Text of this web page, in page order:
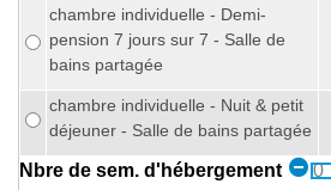
chambre individuelle - Demi-
pension 7 jours sur 7 - Salle de
bains partagée
chambre individuelle - Nuit & petit
déjeuner - Salle de bains partagée
Nbre de sem. d'hébergement